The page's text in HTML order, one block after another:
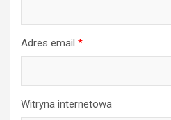
Adres email *
Witryna internetowa